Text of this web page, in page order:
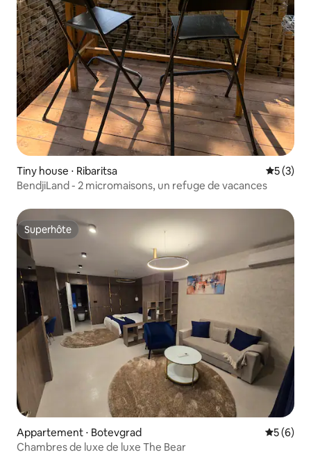
Tiny house ⋅ Ribaritsa
5 (3)
BendjiLand - 2 micromaisons, un refuge de vacances
Superhôte
Superhôte
Appartement ⋅ Botevgrad
5 (6)
Chambres de luxe de luxe The Bear